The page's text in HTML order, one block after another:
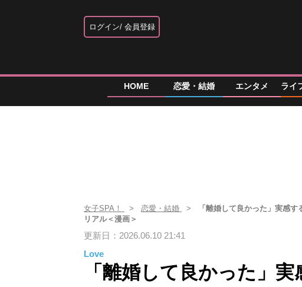
ログイン 会員登録
HOME 恋愛・結婚 エンタメ ライ
女子SPA！ 恋愛・結婚
「離婚して良かった」実感
リアル＜漫画＞
更新日：2026.06.10 21:41
Love
「離婚して良かった」